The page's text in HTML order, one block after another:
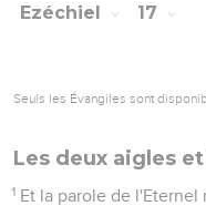
Ezéchiel 17
Seuls les Évangiles sont
Les deux aigles
1 Et la parole de l'Eternel